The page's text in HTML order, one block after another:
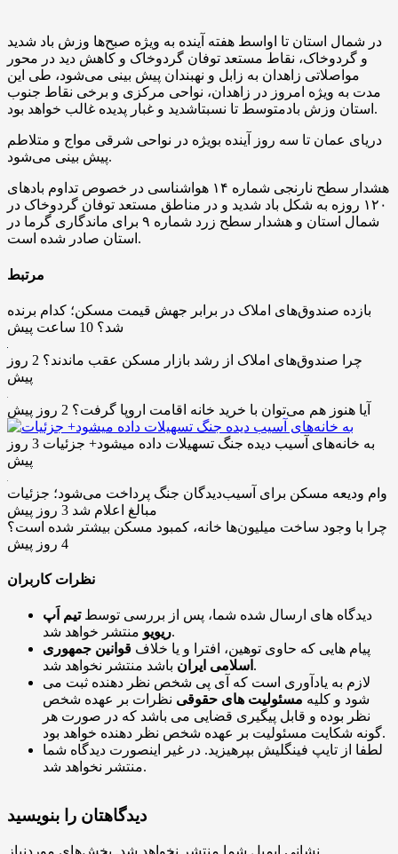
در شمال استان تا اواسط هفته آینده به ویژه صبح‌ها وزش باد شدید
و گردوخاک، نقاط مستعد توفان گردوخاک و کاهش دید در محور
مواصلاتی زاهدان به زابل و نهبندان پیش بینی می‌شود، طی این
مدت به ویژه امروز در زاهدان، نواحی مرکزی و برخی نقاط جنوب
استان وزش بادمتوسط تا نسبتاشدید و غبار پدیده غالب خواهد بود.
دریای عمان تا سه روز آینده بویژه در نواحی شرقی مواج و متلاطم
پیش بینی می‌شود.
هشدار سطح نارنجی شماره ۱۴ هواشناسی در خصوص تداوم باد‌های
۱۲۰ روزه به شکل باد شدید و در مناطق مستعد توفان گردوخاک در
شمال استان و هشدار سطح زرد شماره ۹ برای ماندگاری گرما در
استان صادر شده است.
مرتبط
بازده صندوق‌های املاک در برابر جهش قیمت مسکن؛ کدام برنده
شد؟ 10 ساعت پیش
چرا صندوق‌های املاک از رشد بازار مسکن عقب ماندند؟
2 روز
پیش
آیا هنوز هم می‌توان با خرید خانه اقامت اروپا گرفت؟ 2 روز پیش
به خانه‌های آسیب دیده جنگ تسهیلات داده میشود+ جزئیات
3 روز
پیش
وام ودیعه مسکن برای آسیب‌دیدگان جنگ پرداخت می‌شود؛ جزئیات
مبالغ اعلام شد 3 روز پیش
چرا با وجود ساخت میلیون‌ها خانه، کمبود مسکن بیشتر شده است؟
4 روز پیش
نظرات کاربران
دیدگاه های ارسال شده شما، پس از بررسی توسطتیم اَپ
ریویومنتشر خواهد شد.
پیام هایی که حاوی توهین، افترا و یا خلاف قوانین جمهوری
اسلامی ایران باشد منتشر نخواهد شد.
لازم به یادآوری است که آی پی شخص نظر دهنده ثبت می
شود و کلیه مسئولیت های حقوقی نظرات بر عهده شخص
نظر بوده و قابل پیگیری قضایی می باشد که در صورت هر
گونه شکایت مسئولیت بر عهده شخص نظر دهنده خواهد بود.
لطفا از تایپ فینگلیش بپرهیزید. در غیر اینصورت دیدگاه شما
منتشر نخواهد شد.
دیدگاهتان را بنویسید
نشانی ایمیل شما منتشر نخواهد شد. بخش‌های موردنیاز